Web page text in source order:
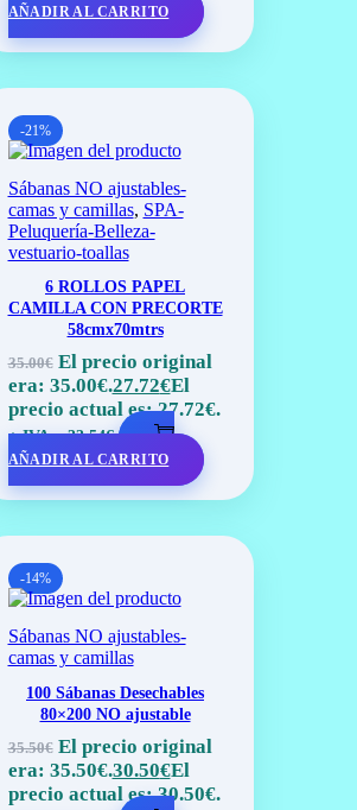
AÑADIR AL CARRITO
-21%
Sábanas NO ajustables-
camas y camillas, SPA-
Peluquería-Belleza-
vestuario-toallas
6 ROLLOS PAPEL
CAMILLA CON PRECORTE
58cmx70mtrs
35.00€ El precio original
era: 35.00€.27.72€El
precio actual es: 27.72€.
+ IVA =33.54€
AÑADIR AL CARRITO
-14%
Sábanas NO ajustables-
camas y camillas
100 Sábanas Desechables
80×200 NO ajustable
35.50€ El precio original
era: 35.50€.30.50€El
precio actual es: 30.50€.